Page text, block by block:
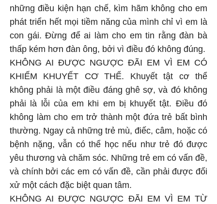
những điều kiện hạn chế, kìm hãm không cho em
phát triển hết mọi tiềm năng của mình chỉ vì em là
con gái. Đừng để ai làm cho em tin rằng đàn bà
thấp kém hơn đàn ông, bởi vì điều đó không đúng.
KHÔNG AI ĐƯỢC NGƯỢC ĐÃI EM VÌ EM CÓ
KHIẾM KHUYẾT CƠ THỂ. Khuyết tật cơ thể
không phải là một điều đáng ghê sợ, và đó không
phải là lỗi của em khi em bị khuyết tật. Điều đó
không làm cho em trở thành một đứa trẻ bất bình
thường. Ngay cả những trẻ mù, điếc, câm, hoặc có
bệnh nặng, vẫn có thể học nếu như trẻ đó được
yêu thương và chăm sóc. Những trẻ em có vấn đề,
và chính bởi các em có vấn đề, cần phải được đối
xử một cách đặc biệt quan tâm.
KHÔNG AI ĐƯỢC NGƯỢC ĐÃI EM VÌ EM TỪ